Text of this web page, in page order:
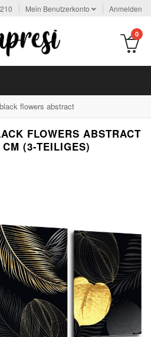
Mein Benutzerkonto Anmelden
0
flowers abstract
FLOWERS ABSTRACT
(3-TEILIGES)